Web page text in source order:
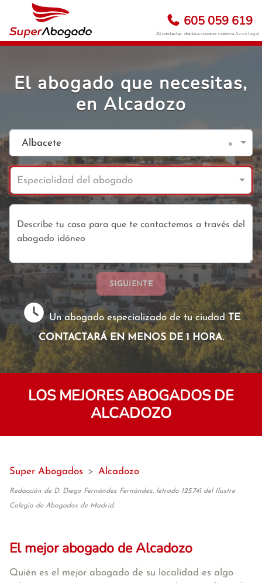
605 059 619
Al contactar, declara conocer nuestroAviso Legal
El abogado que necesitas,
en Alcadozo
Albacete ×
Especialidad del abogado
SIGUIENTE
Un abogado especializado de tu ciudadTE
CONTACTARÁ EN MENOS DE 1 HORA.
LOS MEJORES ABOGADOS DE
ALCADOZO
Super Abogados > Alcadozo
Redacción de D. Diego Fernández Fernández, letrado 125.741 del Ilustre
Colegio de Abogados de Madrid.
El mejor abogado de Alcadozo
Quién es el mejor abogado de su localidad es algo